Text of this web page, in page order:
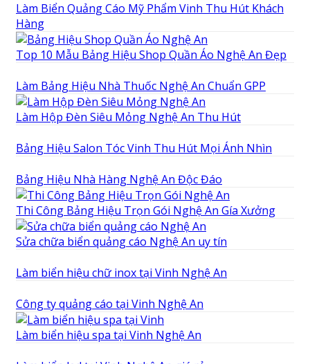
Làm Biển Quảng Cáo Mỹ Phẩm Vinh Thu Hút Khách
Hàng
Top 10 Mẫu Bảng Hiệu Shop Quần Áo Nghệ An Đẹp
Làm Bảng Hiệu Nhà Thuốc Nghệ An Chuẩn GPP
Làm Hộp Đèn Siêu Mỏng Nghệ An Thu Hút
Bảng Hiệu Salon Tóc Vinh Thu Hút Mọi Ánh Nhìn
Bảng Hiệu Nhà Hàng Nghệ An Độc Đáo
Thi Công Bảng Hiệu Trọn Gói Nghệ An Gía Xưởng
Sửa chữa biển quảng cáo Nghệ An uy tín
Làm biển hiệu chữ inox tại Vinh Nghệ An
Công ty quảng cáo tại Vinh Nghệ An
Làm biển hiệu spa tại Vinh Nghệ An